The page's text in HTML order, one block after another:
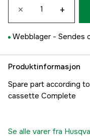
× +
Webblager - Sendes
Produktinformasjon
Spare part according
cassette Complete
Se alle varer fra